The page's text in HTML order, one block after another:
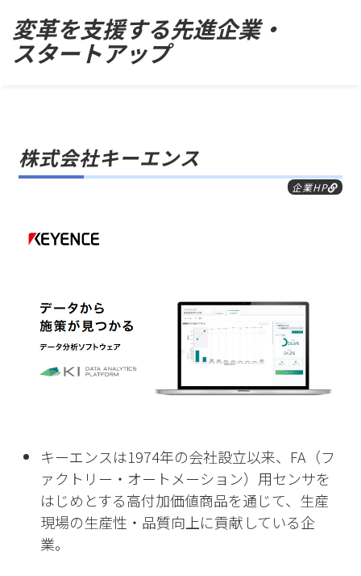
content
変革を支援する先進企業・
スタートアップ
株式会社キーエンス
企業HP
キーエンスは1974年の会社設立以来、FA（フ
ァクトリー・オートメーション）用センサを
はじめとする高付加価値商品を通じて、生産
現場の生産性・品質向上に貢献している企
業。